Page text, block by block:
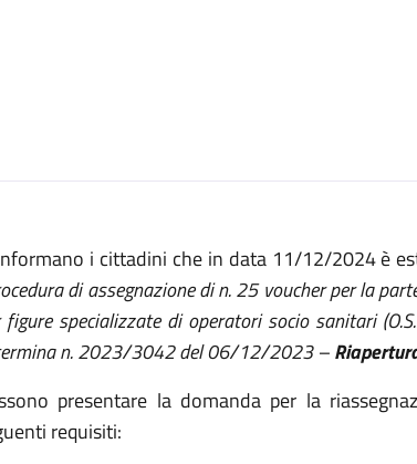
i cittadini che in data 11/12/2024 è
di assegnazione di n. 25 voucher per la
figure specializzate di operatori socio sanitari
n. 2023/3042 del 06/12/2023 –
presentare la domanda per la
requisiti: